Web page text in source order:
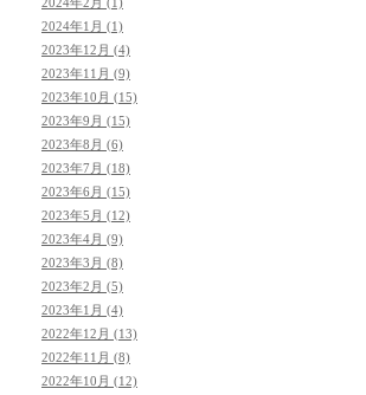
2024年1月 (1)
2023年12月 (4)
2023年11月 (9)
2023年10月 (15)
2023年9月 (15)
2023年8月 (6)
2023年7月 (18)
2023年6月 (15)
2023年5月 (12)
2023年4月 (9)
2023年3月 (8)
2023年2月 (5)
2023年1月 (4)
2022年12月 (13)
2022年11月 (8)
2022年10月 (12)